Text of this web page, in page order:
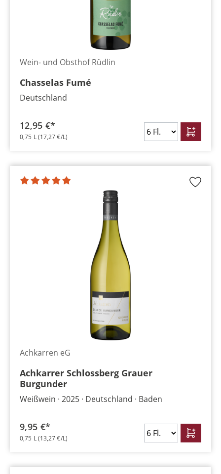
Wein- und Obsthof Rüdlin
Chasselas Fumé
Deutschland
12,95 €*
0,75 L(17,27 €/L)
Achkarren eG
Achkarrer Schlossberg Grauer
Burgunder
Weißwein 2025 Deutschland Baden
9,95 €*
0,75 L(13,27 €/L)